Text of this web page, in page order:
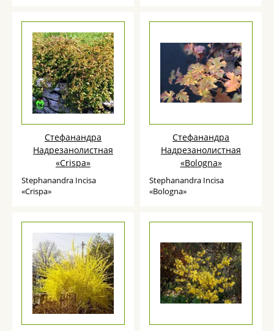
Стефанандра
Надрезанолистная
«Crispa»
Stephanandra Incisa
«Crispa»
Стефанандра
Надрезанолистная
«Bologna»
Stephanandra Incisa
«Bologna»